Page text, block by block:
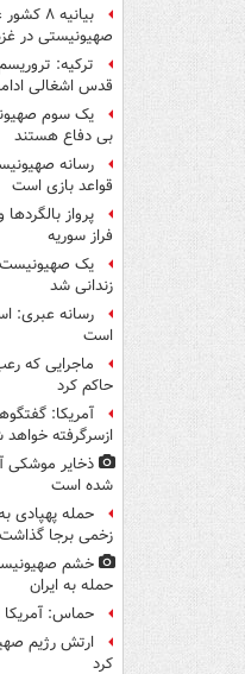
بیانیه
صهیونیستی در
ترکیه:
قدس اشغالی
یک‌ سوم
بی دفاع هستند
رسانه
قواعد بازی است
پرواز
فراز سوریه
یک صهیونیست
زندانی شد
رسانه عبری:
است
ماجرایی که
حاکم کرد
آمریکا:
ازسرگرفته
ذخایر موشکی
شده است
زخمی برجا گذاشت
خشم
حمله به ایران
حماس: آمریکا
ارتش رژیم
کرد